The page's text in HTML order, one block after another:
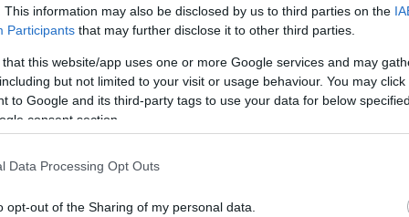
This information may also be disclosed by us to third parties on the
Participants that may further disclose it to other third parties.
that this website/app uses one or more Google services and may
but not limited to your visit or usage behaviour. You may
to Google and its third-party tags to use your data for below
consent section.
Data Processing Opt Outs
opt-out of the Sharing of my personal data.
Εντυπωσιακά πλάνα από τον ουρανοξύστη
τα 113 μέτρα ύψος